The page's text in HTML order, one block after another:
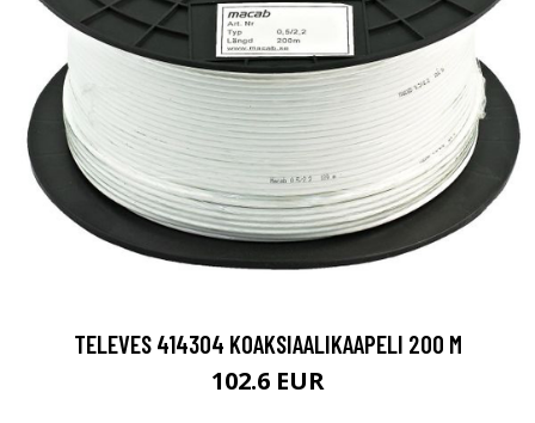
TELEVES 414304 KOAKSIAALIKAAPELI 200 M
102.6 EUR